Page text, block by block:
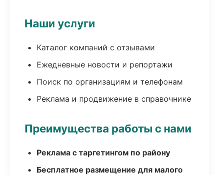
Наши услуги
Каталог компаний с отзывами
Ежедневные новости и репортажи
Поиск по организациям и телефонам
Реклама и продвижение в справочнике
Преимущества работы с нами
Реклама с таргетингом по району
Бесплатное размещение для малого